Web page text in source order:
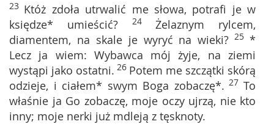
23 Któż zdoła utrwalić me słowa, potrafi je w
księdze* umieścić? 24 Żelaznym rylcem,
diamentem, na skale je wyryć na wieki? 25 *
Lecz ja wiem: Wybawca mój żyje, na ziemi
wystąpi jako ostatni. 26 Potem me szczątki skórą
odzieje, i ciałem* swym Boga zobaczę*. 27To
właśnie ja Go zobaczę, moje oczy ujrzą, nie kto
inny; moje nerki już mdleją z tęsknoty.